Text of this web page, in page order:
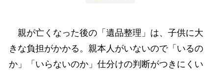
親が亡くなった後の「遺品整理」は、子供に大
きな負担がかかる。親本人がいないので「いるの
か」「いらないのか」仕分けの判断がつきにくい